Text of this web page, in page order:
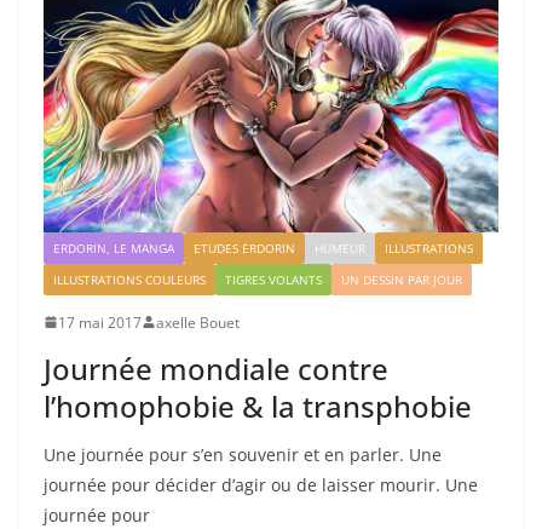
ERDORIN, LE MANGA ETUDES ERDORIN HUMEUR
ILLUSTRATIONS
ILLUSTRATIONS COULEURS
TIGRES VOLANTS UN DESSIN PAR JOUR
17 mai 2017 axelle Bouet
Journée mondiale contre
l’homophobie & la transphobie
Une journée pour s’en souvenir et en parler. Une
journée pour décider d’agir ou de laisser mourir. Une
journée pour